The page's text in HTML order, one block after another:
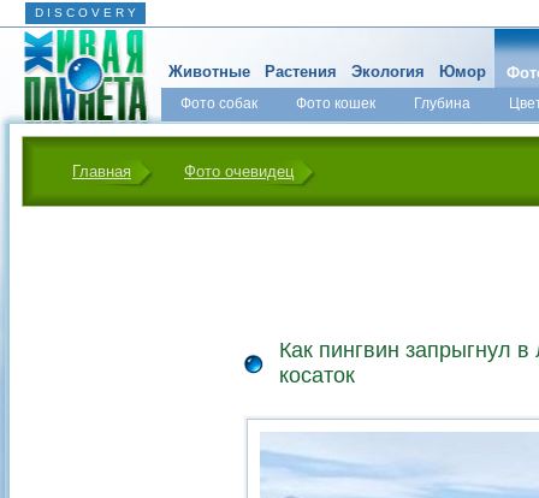
D I S C O V E R Y
Животные Растения Экология Юмор
Фото собак Фото кошек Глубина
Главная Фото очевидец
Как пингвин запрыгнул в
косаток